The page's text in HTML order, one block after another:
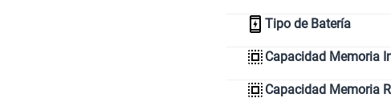
Tipo de Batería
Capacidad Memoria
Capacidad Memoria